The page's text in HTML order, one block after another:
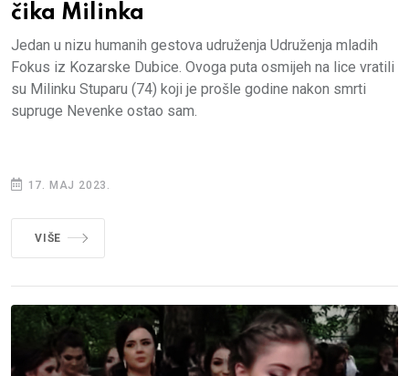
čika Milinka
Jedan u nizu humanih gestova udruženja Udruženja mladih
Fokus iz Kozarske Dubice. Ovoga puta osmijeh na lice vratili
su Milinku Stuparu (74) koji je prošle godine nakon smrti
supruge Nevenke ostao sam.
17. MAJ 2023.
VIŠE